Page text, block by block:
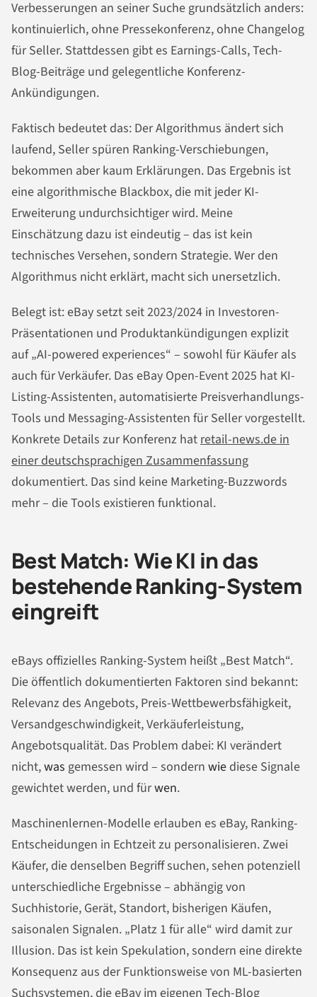
Verbesserungen an seiner Suche grundsätzlich anders:
kontinuierlich, ohne Pressekonferenz, ohne Changelog
für Seller. Stattdessen gibt es Earnings-Calls, Tech-
Blog-Beiträge und gelegentliche Konferenz-
Ankündigungen.
Faktisch bedeutet das: Der Algorithmus ändert sich
laufend, Seller spüren Ranking-Verschiebungen,
bekommen aber kaum Erklärungen. Das Ergebnis ist
eine algorithmische Blackbox, die mit jeder KI-
Erweiterung undurchsichtiger wird. Meine
Einschätzung dazu ist eindeutig – das ist kein
technisches Versehen, sondern Strategie. Wer den
Algorithmus nicht erklärt, macht sich unersetzlich.
Belegt ist: eBay setzt seit 2023/2024 in Investoren-
Präsentationen und Produktankündigungen explizit
auf „AI-powered experiences“ – sowohl für Käufer als
auch für Verkäufer. Das eBay Open-Event 2025 hat KI-
Listing-Assistenten, automatisierte Preisverhandlungs-
Tools und Messaging-Assistenten für Seller vorgestellt.
Konkrete Details zur Konferenz hat retail-news.de in
einer deutschsprachigen Zusammenfassung
dokumentiert. Das sind keine Marketing-Buzzwords
mehr – die Tools existieren funktional.
Best Match: Wie KI in das
bestehende Ranking-System
eingreift
eBays offizielles Ranking-System heißt „Best Match“.
Die öffentlich dokumentierten Faktoren sind bekannt:
Relevanz des Angebots, Preis-Wettbewerbsfähigkeit,
Versandgeschwindigkeit, Verkäuferleistung,
Angebotsqualität. Das Problem dabei: KI verändert
nicht,was gemessen wird – sondern wie diese Signale
gewichtet werden, und fürwen.
Maschinenlernen-Modelle erlauben es eBay, Ranking-
Entscheidungen in Echtzeit zu personalisieren. Zwei
Käufer, die denselben Begriff suchen, sehen potenziell
unterschiedliche Ergebnisse – abhängig von
Suchhistorie, Gerät, Standort, bisherigen Käufen,
saisonalen Signalen. „Platz 1 für alle“ wird damit zur
Illusion. Das ist kein Spekulation, sondern eine direkte
Konsequenz aus der Funktionsweise von ML-basierten
Suchsystemen, die eBay im eigenen Tech-Blog